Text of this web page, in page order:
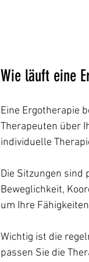
Wie läuft eine
Eine Ergotherapie
Therapeuten über
individuelle
Die Sitzungen sind
Beweglichkeit,
um Ihre
Wichtig ist die
passen Sie die